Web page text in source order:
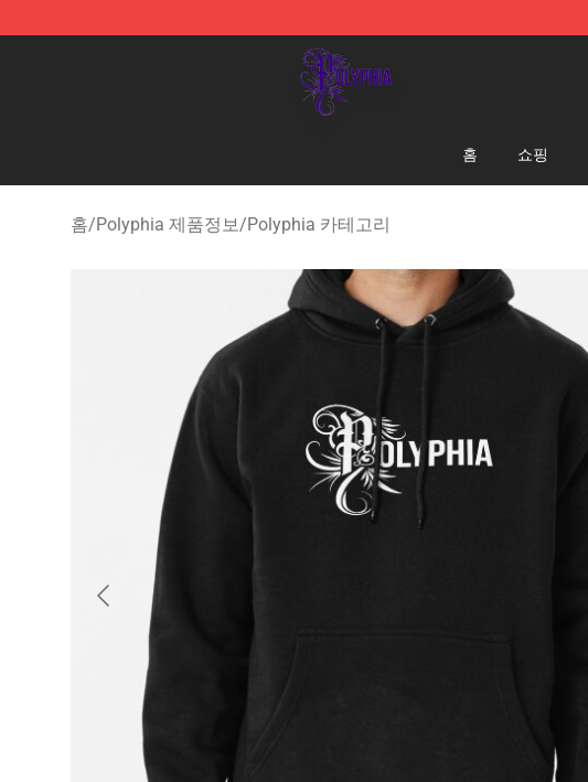
Polyphia Shop - Official Polyphia Merchandise Store
홈 쇼핑
홈/Polyphia 제품정보/Polyphia 카테고리